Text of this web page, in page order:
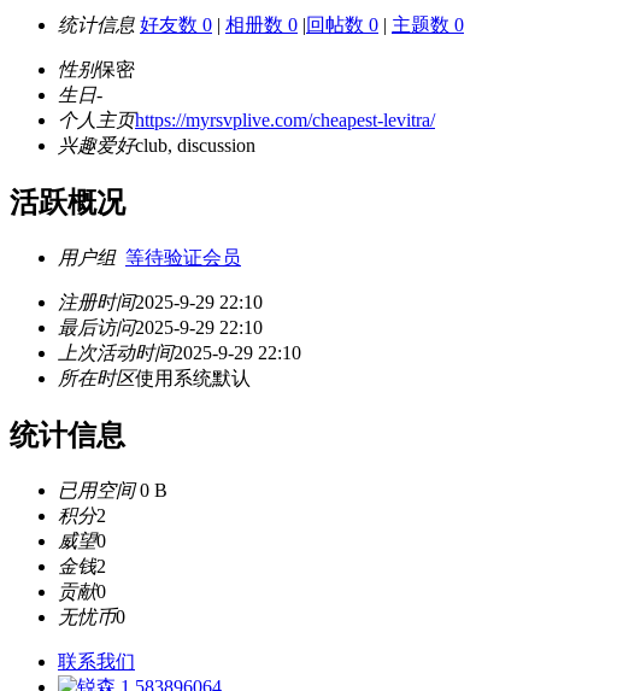
统计信息 好友数 0 | 相册数 0 |回帖数 0 | 主题数 0
性别保密
生日-
个人主页https://myrsvplive.com/cheapest-levitra/
兴趣爱好club, discussion
活跃概况
用户组 等待验证会员
注册时间2025-9-29 22:10
最后访问2025-9-29 22:10
上次活动时间2025-9-29 22:10
所在时区使用系统默认
统计信息
已用空间0 B
积分2
威望0
金钱2
贡献0
无忧币0
联系我们
583896064